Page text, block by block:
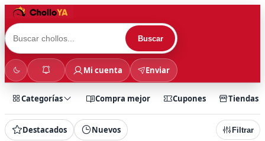
Buscar
Mi cuenta Enviar
Categorías Compra mejor Cupones Tiendas
Destacados Nuevos Filtrar